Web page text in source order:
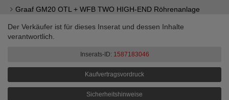
Graaf GM20 OTL + WFB TWO HIGH-END Röhrenanlage
Der Verkäufer ist für dieses Inserat und dessen Inhalte
verantwortlich.
Inserats-ID: 1587183046
Kaufvertragsvordruck
Sicherheitshinweise